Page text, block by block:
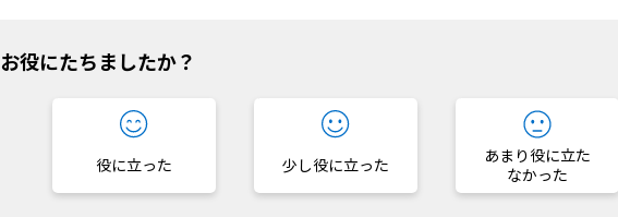
役にたちましたか？
役に立った 少し役に立った
あまり役に立た
なかった